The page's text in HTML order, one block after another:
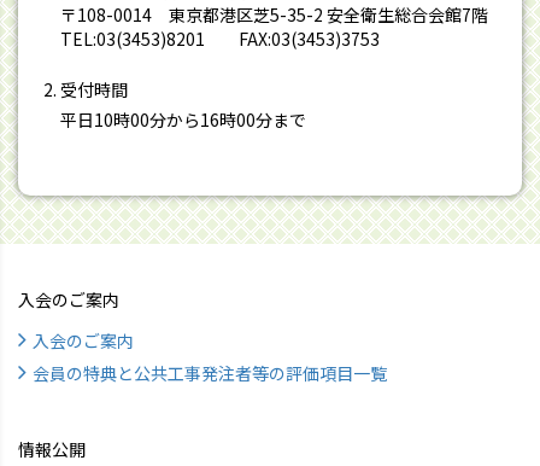
〒108-0014 東京都港区芝5-35-2 安全衛生総合会館7階
TEL:03(3453)8201 FAX:03(3453)3753
受付時間
平日10時00分から16時00分まで
入会のご案内
入会のご案内
会員の特典と公共工事発注者等の評価項目一覧
情報公開